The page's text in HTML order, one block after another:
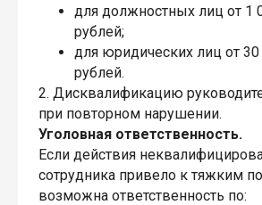
для должностных лиц от 1
рублей;
для юридических лиц от
рублей.
2. Дисквалификацию
при повторном нарушении.
Уголовная ответственность.
Если действия
сотрудника привело к тяжким
возможна ответственность по: